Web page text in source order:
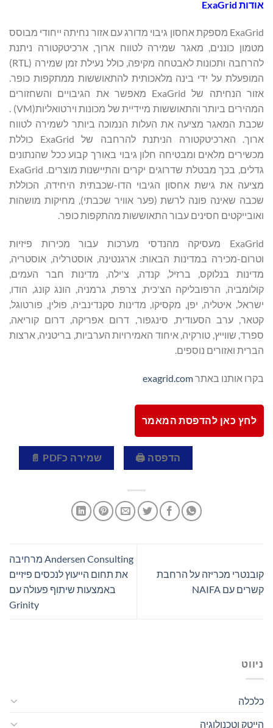
אודות ExaGrid
ExaGrid מספקת אחסון גיבוי מדורג עם אזור נחיתה ייחודי מבוסס
מטמון כוננים, מאגר שמירה לטווח ארוך, ארכיטקטורה ניתנת
להרחבה ותכונות לאבטחה מקיפה, כולל נעילת זמן שמירה (RTL)
המופעלת על ידי בינה מלאכותית להתאוששות ממתקפות כופר.
אזור הנחיתה של ExaGrid מאפשר את הגיבויים והשחזורים
המהירים ביותר והתאוששות מיידיית של מכונות וירטואליות(VM) .
שכבת המאגר מציעה את העלות הנמוכה ביותר לשמירה לטווח
ארוך. הארכיטקטורה הניתנת להרחבה של ExaGrid כוללת
מכשירים מלאים ומבטיחה חלון גיבוי באורך קבוע ככל שהנתונים
גדלים, בכך מבטלת שדרוגים יקרים והתיישנות מוצרים. ExaGrid
מציעה את גישת אחסון הגיבוי הדו-שכבתית היחידה, הכוללת
שכבה שאינה פונה לרשת (פער אוויר שכבתי), מחיקות מושהות
ואובייקטים חסינים עבור התאוששות מהתקפות כופר.
ExaGrid מעסיקה מהנדסי מערכות עבור מכירות פיזיות
וטרום-מכירה במדינות הבאות: ארגנטינה, אוסטרליה, אוסטריה,
מדינות בנלוקס, ברזיל, קנדה, צ'ילה, מדינות חבר העמים,
קולומביה, הרפובליקה הצ'כית, צרפת, גרמניה, הונג קונג, הודו,
ישראל, איטליה, יפן, מקסיקו, מדינות סקנדינביה, פולין, פורטוגל,
קטאר, ערב הסעודית, סינגפור, דרום אפריקה, דרום קוריאה,
ספרד, שווייץ, טורקיה, איחוד האמירויות הערביות, בריטניה, ארצות
הברית ואזורים נוספים.
בקרו אותנו באתרexagrid.com
לחץ כאן להדפסת המאמר
הדפסה 🖨 שמירה כPDF 📄
קובנטרי מכריזה על הרחבת
קשרים עם NAIFA
Andersen Consulting מרחיבה
את תחום הייעוץ לנכסים פיזיים
באמצעות שיתוף פעולה עם
Grinity
ניווט
כלכלה
הייטק וטכנולוגיה